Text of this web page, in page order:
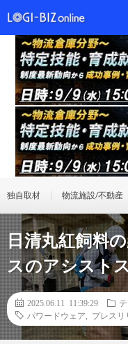
独自取材 物流施設/不動産
日清丸紅飼料
スのアシスト
2025.06.11 11:39:29
パワードウェア
プレスリ